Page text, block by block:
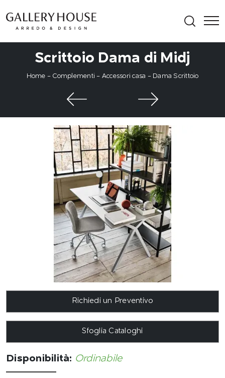
Scrittoio Dama di Midj
Home - Complementi - Accessori casa - Dama Scrittoio
Richiedi un Preventivo
Sfoglia Cataloghi
Disponibilità: Ordinabile